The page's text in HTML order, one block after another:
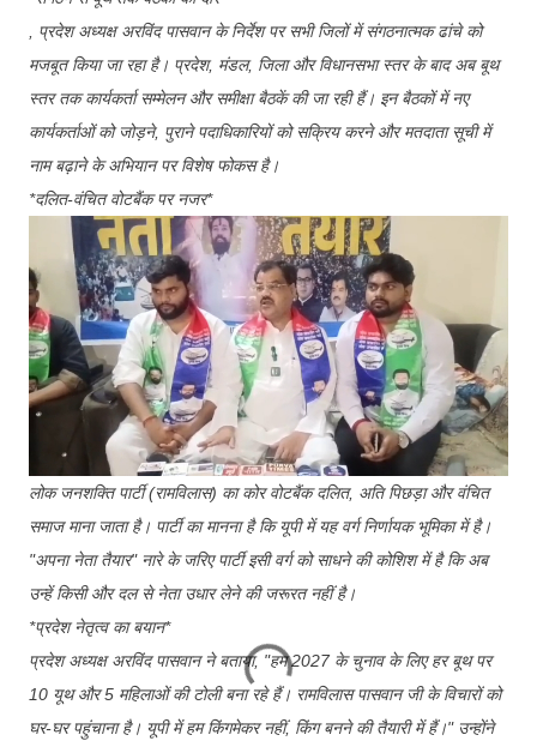
, प्रदेश अध्यक्ष अरविंद पासवान के निर्देश पर सभी जिलों में संगठनात्मक ढांचे को
मजबूत किया जा रहा है। प्रदेश, मंडल, जिला और विधानसभा स्तर के बाद अब बूथ
स्तर तक कार्यकर्ता सम्मेलन और समीक्षा बैठकें की जा रही हैं। इन बैठकों में नए
कार्यकर्ताओं को जोड़ने, पुराने पदाधिकारियों को सक्रिय करने और मतदाता सूची में
नाम बढ़ाने के अभियान पर विशेष फोकस है।
*दलित-वंचित वोटबैंक पर नजर*
लोक जनशक्ति पार्टी (रामविलास) का कोर वोटबैंक दलित, अति पिछड़ा और वंचित
समाज माना जाता है। पार्टी का मानना है कि यूपी में यह वर्ग निर्णायक भूमिका में है।
"अपना नेता तैयार" नारे के जरिए पार्टी इसी वर्ग को साधने की कोशिश में है कि अब
उन्हें किसी और दल से नेता उधार लेने की जरूरत नहीं है।
*प्रदेश नेतृत्व का बयान*
प्रदेश अध्यक्ष अरविंद पासवान ने बताया, "हम 2027 के चुनाव के लिए हर बूथ पर
10 यूथ और 5 महिलाओं की टोली बना रहे हैं। रामविलास पासवान जी के विचारों को
घर-घर पहुंचाना है। यूपी में हम किंगमेकर नहीं, किंग बनने की तैयारी में हैं।" उन्होंने